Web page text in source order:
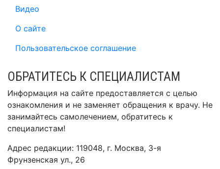
Видео
О сайте
Пользовательское соглашение
ОБРАТИТЕСЬ К СПЕЦИАЛИСТАМ
Информация на сайте предоставляется с целью
ознакомления и не заменяет обращения к врачу. Не
занимайтесь самолечением, обратитесь к
специалистам!
Адрес редакции: 119048, г. Москва, 3-я
Фрунзенская ул., 26